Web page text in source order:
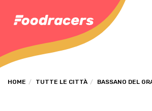
HOME TUTTE LE CITTÀ BASSANO DEL